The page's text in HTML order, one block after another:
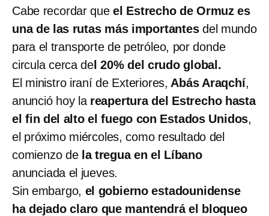
Cabe recordar queel Estrecho de Ormuz es
una de las rutas más importantes del mundo
para el transporte de petróleo, por donde
circula cerca de l 20% del crudo global.
El ministro iraní de Exteriores, Abás Araqchí,
anunció hoy la reapertura del Estrecho hasta
el fin del alto el fuego con Estados Unidos,
el próximo miércoles, como resultado del
comienzo dela tregua en el Líbano
anunciada el jueves.
Sin embargo, el gobierno estadounidense
ha dejado claro que mantendrá el bloqueo